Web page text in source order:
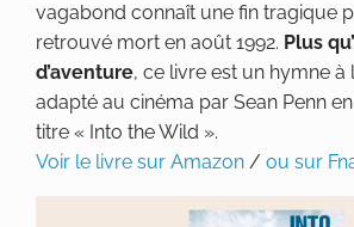
vagabond connaît une fin tragique
retrouvé mort en août 1992. Plus
d’aventure, ce livre est un hymne à
adapté au cinéma par Sean Penn
titre « Into the Wild ».
Voir le livre sur Amazon / ou sur